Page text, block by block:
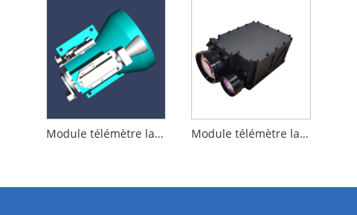
Module télémètre laser 20 km Module télémètre laser 25 km